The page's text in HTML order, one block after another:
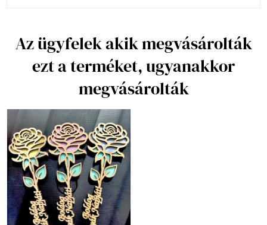
Az ügyfelek akik megvásárolták
ezt a terméket, ugyanakkor
megvásárolták